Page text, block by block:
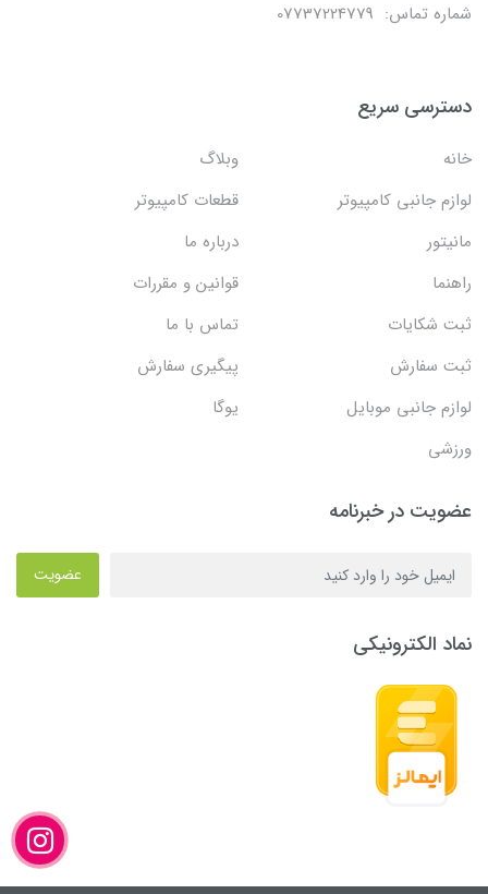
شماره تماس: 07737224779
دسترسی سریع
خانه
وبلاگ
لوازم جانبی کامپیوتر
قطعات کامپیوتر
مانیتور
درباره ما
راهنما
قوانین و مقررات
ثبت شکایات
تماس با ما
ثبت سفارش
پیگیری سفارش
لوازم جانبی موبایل
یوگا
ورزشی
عضویت در خبرنامه
عضویت
نماد الکترونیکی